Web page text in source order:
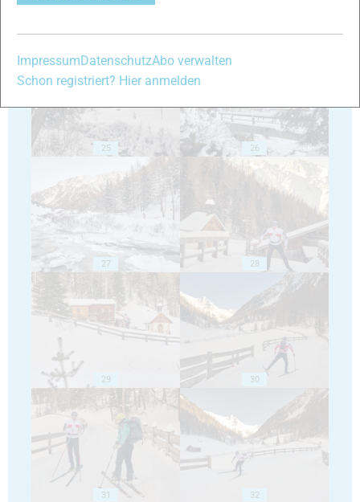
23 24
25 26
27 28
29 30
31 32
ImpressumDatenschutzAbo verwalten
Schon registriert? Hier anmelden